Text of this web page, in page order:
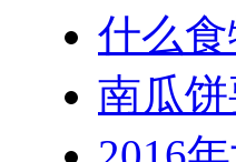
什么
南瓜